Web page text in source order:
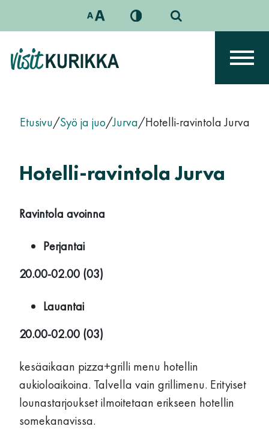
Päävalikko
Etusivu/Syö ja juo/Jurva/Hotelli-ravintola Jurva
Hotelli-ravintola Jurva
Ravintola avoinna
Perjantai
20.00-02.00 (03)
Lauantai
20.00-02.00 (03)
kesäaikaan pizza+grilli menu hotellin
aukioloaikoina. Talvella vain grillimenu. Erityiset
lounastarjoukset ilmoitetaan erikseen hotellin
somekanavissa.